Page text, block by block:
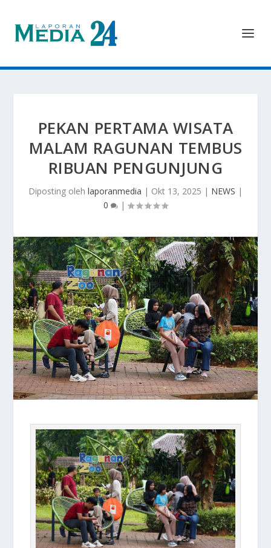
PEKAN PERTAMA WISATA
MALAM RAGUNAN TEMBUS
RIBUAN PENGUNJUNG
Diposting oleh laporanmedia | Okt 13, 2025 | NEWS |
0
|